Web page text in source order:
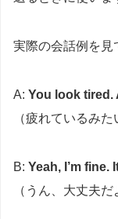
実際の会話例を見
A: You look tired.
（疲れているみ
B: Yeah, I’m fine.
（うん、大丈夫